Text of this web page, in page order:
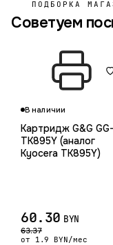
ПОДБОРКА
Советуем
В наличии
Картридж G&G GG-
TK895Y (аналог
Kyocera TK895Y)
60.30 BYN
63.37
от 1.9 BYN/мес